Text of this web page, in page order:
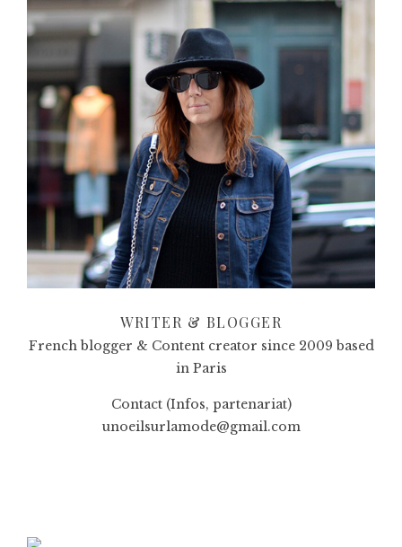
WRITER & BLOGGER
French blogger & Content creator since 2009 based
in Paris
Contact (Infos, partenariat)
unoeilsurlamode@gmail.com